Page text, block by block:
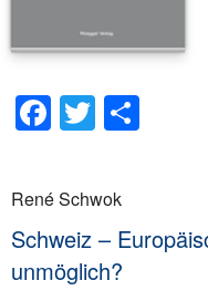
Facebook
Twitter
René Schwok
Schweiz –
unmöglich?